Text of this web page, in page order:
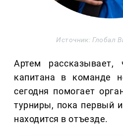
Источник: Глобал
Артем рассказывает,
капитана в команде
сегодня помогает
турниры, пока первый
находится в отъезде.